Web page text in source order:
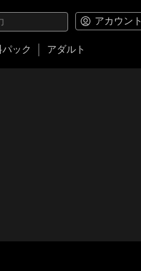
アカウント
ック アダルト